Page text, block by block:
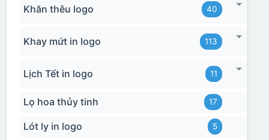
Khăn thêu logo 40
Khay mứt in logo 113
Lịch Tết in logo 11
Lọ hoa thủy tinh 17
Lót ly in logo 5